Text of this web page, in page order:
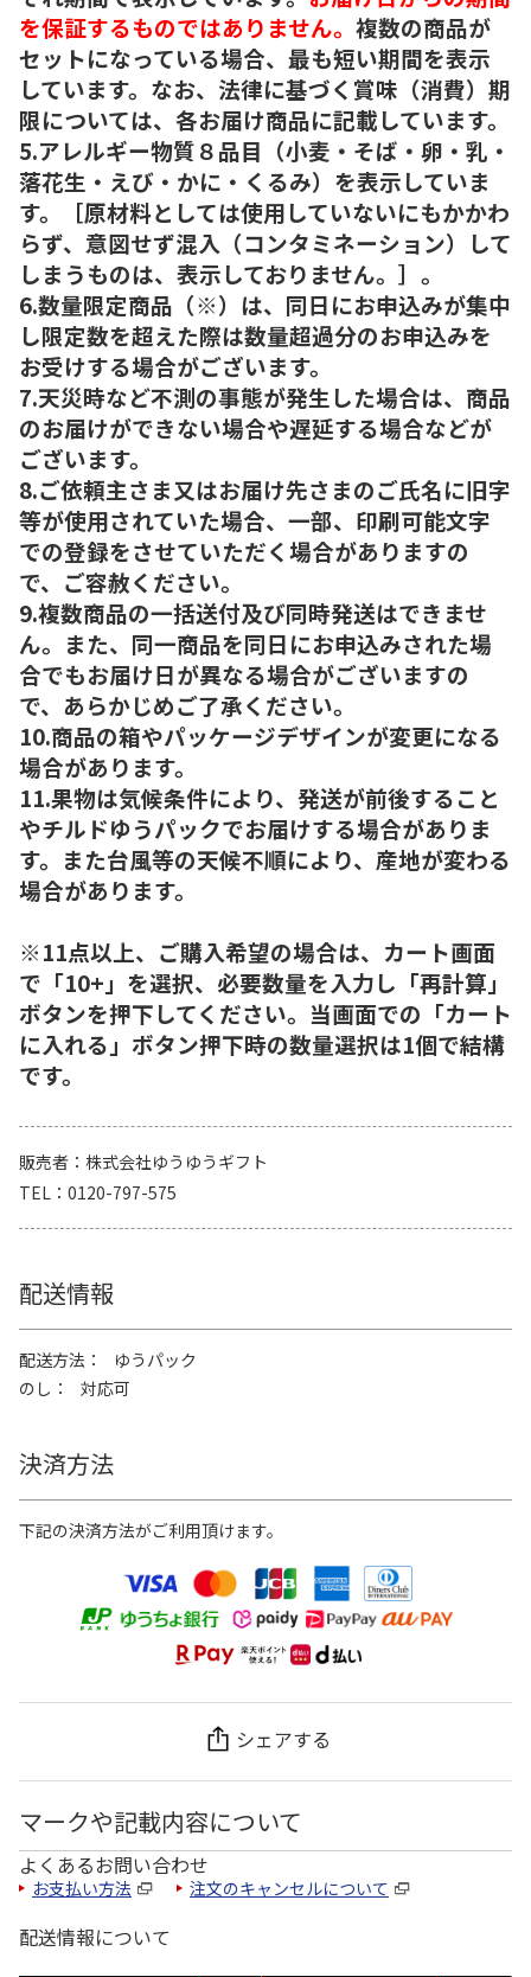
を保証するものではありません。 複数の商品が
セットになっている場合、最も短い期間を表示
しています。なお、法律に基づく賞味（消費）期
限については、各お届け商品に記載しています。
5.アレルギー物質８品目（小麦・そば・卵・乳・
落花生・えび・かに・くるみ）を表示していま
す。［原材料としては使用していないにもかかわ
らず、意図せず混入（コンタミネーション）して
しまうものは、表示しておりません。］。
6.数量限定商品（※）は、同日にお申込みが集中
し限定数を超えた際は数量超過分のお申込みを
お受けする場合がございます。
7.天災時など不測の事態が発生した場合は、商品
のお届けができない場合や遅延する場合などが
ございます。
8.ご依頼主さま又はお届け先さまのご氏名に旧字
等が使用されていた場合、一部、印刷可能文字
での登録をさせていただく場合がありますの
で、ご容赦ください。
9.複数商品の一括送付及び同時発送はできませ
ん。また、同一商品を同日にお申込みされた場
合でもお届け日が異なる場合がございますの
で、あらかじめご了承ください。
10.商品の箱やパッケージデザインが変更になる
場合があります。
11.果物は気候条件により、発送が前後すること
やチルドゆうパックでお届けする場合がありま
す。また台風等の天候不順により、産地が変わる
場合があります。
※11点以上、ご購入希望の場合は、カート画面
で「10+」を選択、必要数量を入力し「再計算」
ボタンを押下してください。当画面での「カート
に入れる」ボタン押下時の数量選択は1個で結構
です。
販売者
株式会社ゆうゆうギフト
TEL
0120-797-575
配送情報
配送方法
ゆうパック
のし
対応可
決済方法
下記の決済方法がご利用頂けます。
シェアする
マークや記載内容について
よくあるお問い合わせ
お支払い方法 注文のキャンセルについて
配送情報について